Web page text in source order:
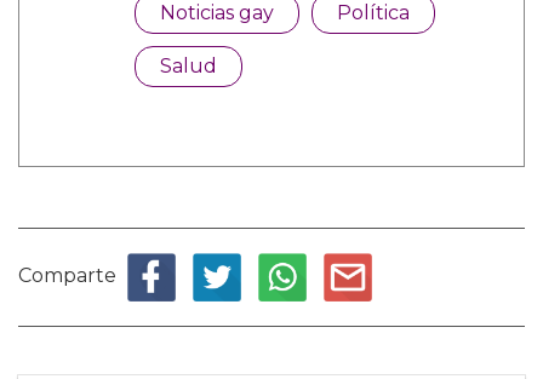
Noticias gay Política
Salud
Comparte